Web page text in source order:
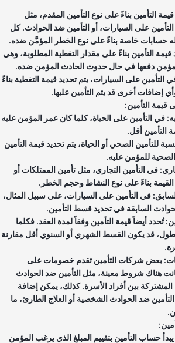
التأمين بناءً على نوع التأمين المقدم، مثل
على السيارات، أو التأمين ضد الحوادث. كل
حسابات خاصة بناءً على نوع الخطر المؤمَّن ضده.
التأمين بناءً على مقدار التغطية المطلوبة، وهي
دفعها في حال حدوث الحادث المؤمن ضده.
على السيارات، يتم تحديد قيمة التغطية بناءً
إضافات أخرى قد يتم التأمين عليها.
التأمين:
التأمين على الحياة، كلما كان عمر المؤمن عليه
أقل.
للتأمين الصحي أو الحياة، يتم تحديد قيمة التأمين
للمؤمن عليه.
في التأمين التجاري، مثل تأمين الممتلكات أو
بناءً على نوع النشاط وحجم الخطر.
في التأمين على السيارات، على سبيل المثال،
السابقة في تحديد قسط التأمين.
تُحدد أيضاً قيمة التأمين وفقاً لمدة العقد. فكلما
قد يكون القسط الشهري أو السنوي أقل مقارنة
بعض شركات التأمين تقدم خصومات على
هناك شروط معينة، مثل التأمين ضد الحوادث
المشتركة بين أفراد الأسرة. كذلك، يمكن إضافة
ضد الحوادث الشخصية أو العلاج الطارئ، ما
حساب التأمين بتقييم المبلغ الذي يرغب المؤمن